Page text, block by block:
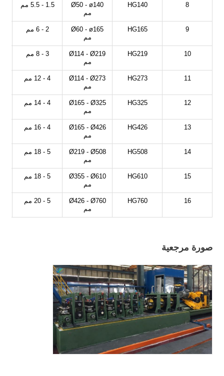
8
HG140
Ø50 - ø140
مم
1.5 - 5.5 مم
9
HG165
Ø60 - ø165
مم
2 - 6 مم
10
HG219
Ø114 - Ø219
مم
3 - 8 مم
11
HG273
Ø114 - Ø273
مم
4 - 12 مم
12
HG325
Ø165 - Ø325
مم
4 - 14 مم
13
HG426
Ø165 - Ø426
مم
4 - 16 مم
14
HG508
Ø219 - Ø508
مم
5 - 18 مم
15
HG610
Ø355 - Ø610
مم
5 - 18 مم
16
HG760
Ø426 - Ø760
مم
5 - 20 مم
صورة مرجعية